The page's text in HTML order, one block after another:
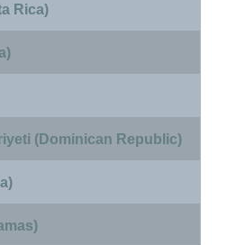
Rica)
(Dominican Republic)